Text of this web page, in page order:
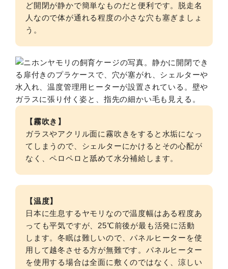
ど開閉が静かで簡単なものだと便利です。脱走名
人なので体が通れる程度の小さな穴も塞ぎましょ
う。
【霧吹き】
ガラスやアクリル面に霧吹きをすると水垢になっ
てしまうので、シェルターにかけるとその心配が
なく、ペロペロと舐めて水分補給します。
【温度】
日本に生息するヤモリなので温度幅はある程度あ
っても平気ですが、25℃前後が最も活発に活動
します。冬眠は難しいので、パネルヒーターを使
用して越冬させる方が無難です。パネルヒーター
を使用する場合は全面に敷くのではなく、涼しい